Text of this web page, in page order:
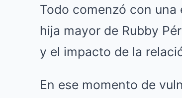
Todo comenzó con
hija mayor de Rubby
y el impacto de la
En ese momento de